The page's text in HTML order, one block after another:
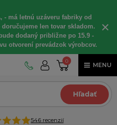
- má letnú uzáveru fabriky od
doručujeme len tovar skladom.
dodaný približne po 15.9 -
otvorení prevádzok výrobcov.
×
0
MENU
Hľadať
546 recenzií